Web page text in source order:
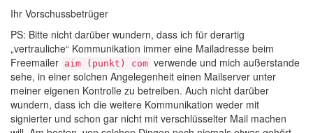
Ihr Vorschussbetrüger
PS: Bitte nicht darüber wundern, dass ich für derartig
„vertrauliche“ Kommunikation immer eine Mailadresse beim
Freemailer aim (punkt) com verwende und mich außerstande
sehe, in einer solchen Angelegenheit einen Mailserver unter
meiner eigenen Kontrolle zu betreiben. Auch nicht darüber
wundern, dass ich die weitere Kommunikation weder mit
signierter und schon gar nicht mit verschlüsselter Mail machen